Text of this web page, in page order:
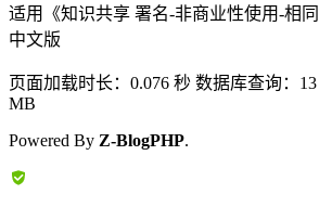
适用《知识共享 署名-非商业性使用-相
中文版
页面加载时长：0.076 秒 数据库查询：
MB
Powered By Z-BlogPHP.